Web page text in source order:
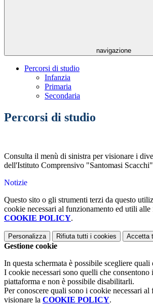
navigazione
Percorsi di studio
Infanzia
Primaria
Secondaria
Percorsi di studio
Consulta il menù di sinistra per visionare i
dell'Istituto Comprensivo "Santomasi Scacchi"
Notizie
Questo sito o gli strumenti terzi da questo
cookie necessari al funzionamento ed utili
COOKIE POLICY.
Personalizza Rifiuta tutti i cookies Accetta
Gestione cookie
In questa schermata è possibile scegliere
I cookie necessari sono quelli che
piattaforma e non è possibile disabilitarli.
Per conoscere quali sono i cookie necessari
visionare la COOKIE POLICY.